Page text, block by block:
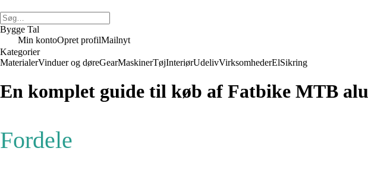
Bygge Tal
Min kontoOpret profilMailnyt
Kategorier
MaterialerVinduer og døreGearMaskinerTøjInteriørUdelivVirksomhederElSikring
En komplet guide til køb af Fatbike MTB
Fordele